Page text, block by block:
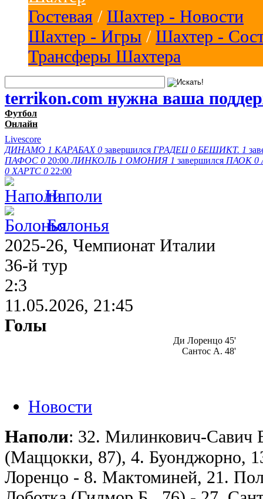
Гостевая / Шахтер - Новости
Шахтер - Игры / Шахтер -
Трансферы Шахтера
terrikon.com нужна ваша
Футбол
Онлайн
Livescore
ДИНАМО 1 КАРАБАХ 0 завершился ГРАДЕЦ 0 БЕШИКТ. 1
ПАФОС 0 20:00 ЛИНКОЛЬ 1 ОМОНИЯ 1 завершился ПАОК 0
0 ХАРТС 0 22:00
Наполи
Болонья
2025-26, Чемпионат Италии
36-й тур
2:3
11.05.2026, 21:45
Голы
Ди Лоренцо 45'
Сантос А. 48'
Новости
Наполи: 32. Милинкович-Савич
(Маццокки, 87), 4. Буонджорно,
Лоренцо - 8. Мактоминей, 21.